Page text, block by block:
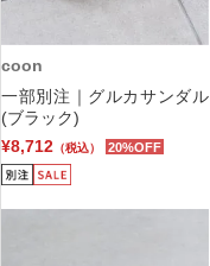
coon
一部別注｜グルカサンダル
(ブラック)
¥8,712 （税込） 20%OFF